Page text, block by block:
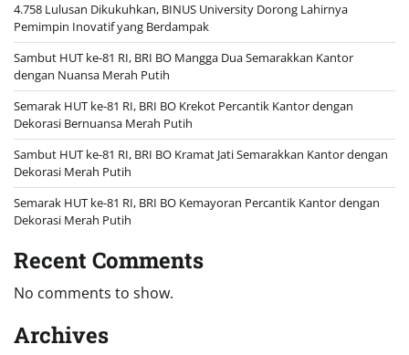
4.758 Lulusan Dikukuhkan, BINUS University Dorong Lahirnya
Pemimpin Inovatif yang Berdampak
Sambut HUT ke-81 RI, BRI BO Mangga Dua Semarakkan Kantor
dengan Nuansa Merah Putih
Semarak HUT ke-81 RI, BRI BO Krekot Percantik Kantor dengan
Dekorasi Bernuansa Merah Putih
Sambut HUT ke-81 RI, BRI BO Kramat Jati Semarakkan Kantor dengan
Dekorasi Merah Putih
Semarak HUT ke-81 RI, BRI BO Kemayoran Percantik Kantor dengan
Dekorasi Merah Putih
Recent Comments
No comments to show.
Archives